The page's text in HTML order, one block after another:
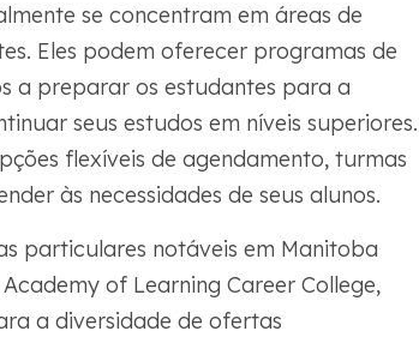
se concentram em áreas de
Eles podem oferecer programas de
a preparar os estudantes para a
seus estudos em níveis superiores.
flexíveis de agendamento, turmas
às necessidades de seus alunos.
particulares notáveis em Manitoba
of Learning Career College,
a diversidade de ofertas